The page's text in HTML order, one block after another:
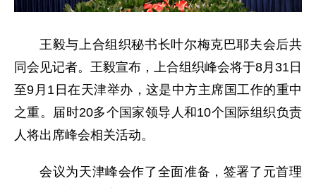
王毅与上合组织秘书长叶尔梅克巴耶夫会后共
同会见记者。王毅宣布，上合组织峰会将于8月31日
至9月1日在天津举办，这是中方主席国工作的重中
之重。届时20多个国家领导人和10个国际组织负责
人将出席峰会相关活动。
会议为天津峰会作了全面准备，签署了元首理